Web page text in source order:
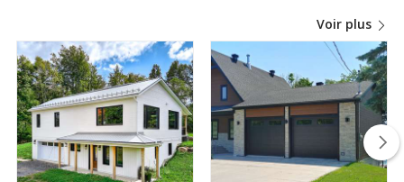
Voir plus